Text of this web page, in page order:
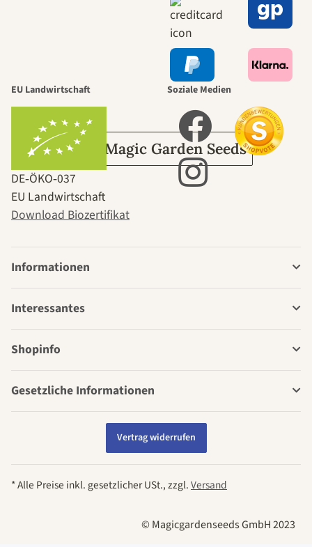
selbst führt
durch den
Garten
Über Magic Garden Seeds
EU Landwirtschaft
DE‑ÖKO‑037
EU Landwirtschaft
Download Biozertifikat
Soziale Medien
Informationen
Interessantes
Shopinfo
Gesetzliche Informationen
Vertrag widerrufen
* Alle Preise inkl. gesetzlicher USt., zzgl.Versand
© Magicgardenseeds GmbH 2023